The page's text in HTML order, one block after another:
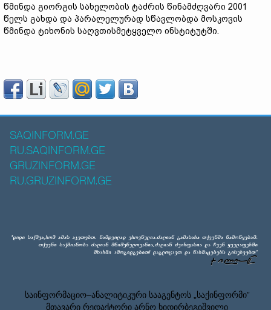
წმინდა გიორგის სახელობის ტაძრის წინამძღვარი 2001
წელს გახდა და პარალელურად სწავლობდა მოსკოვის
წმინდა ტიხონის საღვთისმეტყველო ინსტიტუტში.
SAQINFORM.GE
RU.SAQINFORM.GE
GRUZINFORM.GE
RU.GRUZINFORM.GE
საინფორმაციო–ანალიტიკური სააგენტოს „საქინფორმი”
მთავარი რედაქტორი არნო ხიდირბეგიშვილი